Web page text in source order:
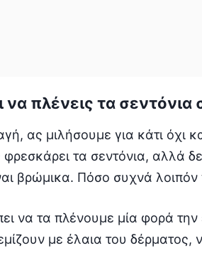
πλένεις τα σεντόνια
ας μιλήσουμε για κάτι όχι
τα σεντόνια, αλλά
βρώμικα. Πόσο συχνά λοιπόν
να τα πλένουμε μία φορά
με έλαια του δέρματος,